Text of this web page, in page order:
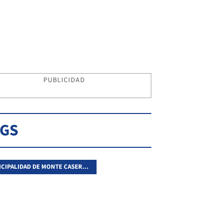
PUBLICIDAD
MUNICIPALIDAD DE MONTE CASEROS